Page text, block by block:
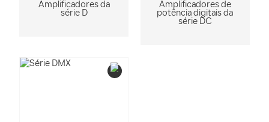
Amplificadores da
série D
Amplificadores de
potência digitais da
série DC